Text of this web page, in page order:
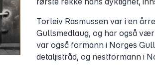
Torleiv Rasmussen var i en
Gullsmedlaug, og har også
var også formann i Norges
detaljistråd, og nestformann i